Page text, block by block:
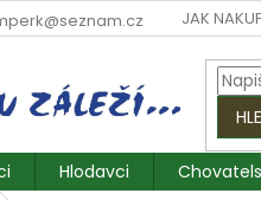
JAK
Hlodavci